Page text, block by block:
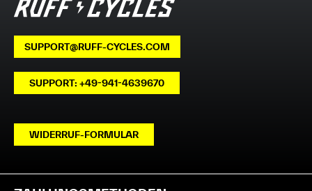
SUPPORT@RUFF-CYCLES.COM
SUPPORT: +49-941-4639670
WIDERRUF-FORMULAR